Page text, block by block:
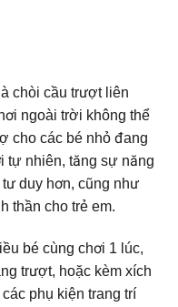
chòi cầu trượt liên
ngoài trời không thể
cho các bé nhỏ đang
tự nhiên, tăng sự năng
duy hơn, cũng như
thần cho trẻ em.
bé cùng chơi 1 lúc,
trượt, hoặc kèm xích
phụ kiện trang trí